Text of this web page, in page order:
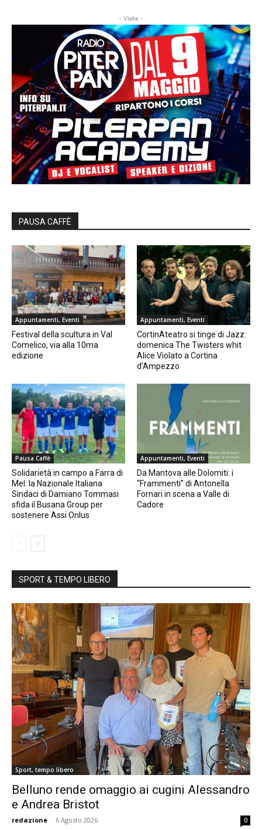
- Visite -
PAUSA CAFFÈ
Appuntamenti, Eventi
Festival della scultura in Val
Comelico, via alla 10ma
edizione
Appuntamenti, Eventi
CortinAteatro si tinge di Jazz:
domenica The Twisters whit
Alice Violato a Cortina
d’Ampezzo
Pausa Caffè
Solidarietà in campo a Farra di
Mel: la Nazionale Italiana
Sindaci di Damiano Tommasi
sfida il Busana Group per
sostenere Assi Onlus
Appuntamenti, Eventi
Da Mantova alle Dolomiti: i
“Frammenti” di Antonella
Fornari in scena a Valle di
Cadore
SPORT & TEMPO LIBERO
Sport, tempo libero
Belluno rende omaggio ai cugini Alessandro
e Andrea Bristot
redazione - 6 Agosto 2026 0